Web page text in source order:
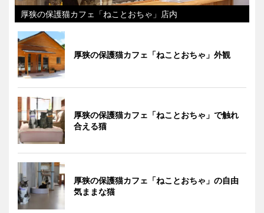
厚狭の保護猫カフェ「ねことおちゃ」店内
厚狭の保護猫カフェ「ねことおちゃ」外観
厚狭の保護猫カフェ「ねことおちゃ」で触れ
合える猫
厚狭の保護猫カフェ「ねことおちゃ」の自由
気ままな猫